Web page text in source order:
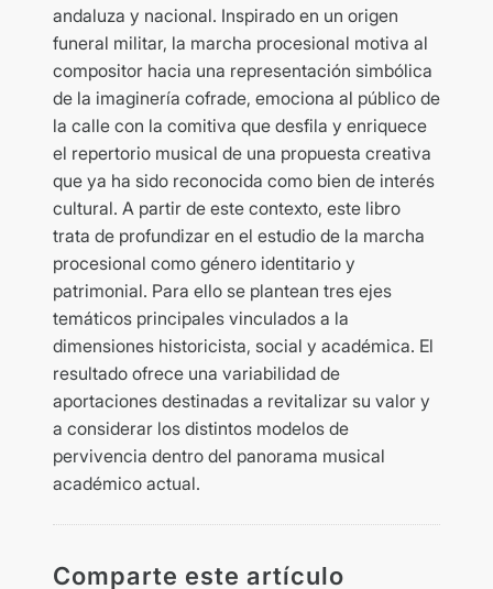
andaluza y nacional. Inspirado en un origen
funeral militar, la marcha procesional motiva al
compositor hacia una representación simbólica
de la imaginería cofrade, emociona al público de
la calle con la comitiva que desfila y enriquece
el repertorio musical de una propuesta creativa
que ya ha sido reconocida como bien de interés
cultural. A partir de este contexto, este libro
trata de profundizar en el estudio de la marcha
procesional como género identitario y
patrimonial. Para ello se plantean tres ejes
temáticos principales vinculados a la
dimensiones historicista, social y académica. El
resultado ofrece una variabilidad de
aportaciones destinadas a revitalizar su valor y
a considerar los distintos modelos de
pervivencia dentro del panorama musical
académico actual.
Comparte este artículo